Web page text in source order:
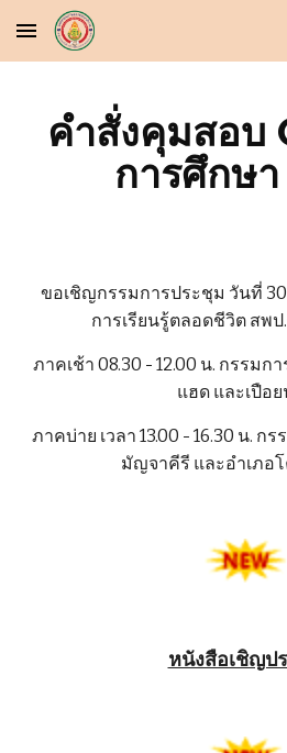
Skip to main content
คำสั่งคุมสอบ
การศึกษา
ขอเชิญกรรมการประชุม วันที่
การเรียนรู้ตลอดชีวิต สพ
ภาคเช้า 08.30 - 12.00 น. กรรมก
แฮด และเปือ
ภาคบ่าย เวลา 13.00 - 16.30 น. ก
มัญจาคีรี และอำเภอ
หนังสือเชิญป